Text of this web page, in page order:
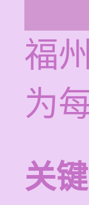
福
为
关键